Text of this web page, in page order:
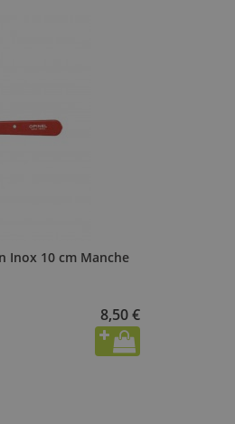
Inox 10 cm Manche
8,50 €